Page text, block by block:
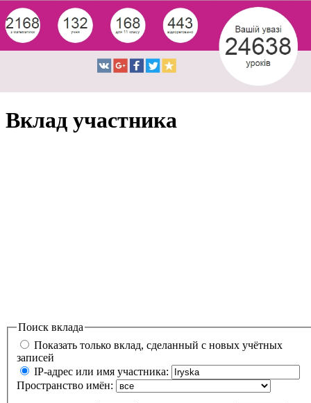
Вклад участника
Поиск вклада
Показать только вклад, сделанный с новых учётных
записей
IP-адрес или имя участника:
Пространство имён: